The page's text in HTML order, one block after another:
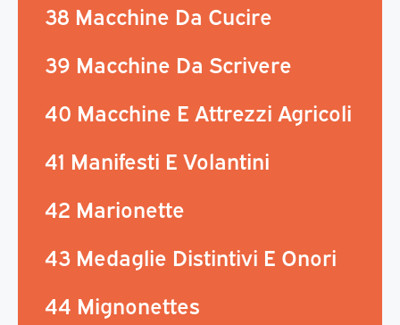
38 Macchine Da Cucire
39 Macchine Da Scrivere
40 Macchine E Attrezzi Agricoli
41 Manifesti E Volantini
42 Marionette
43 Medaglie Distintivi E Onori
44 Mignonettes